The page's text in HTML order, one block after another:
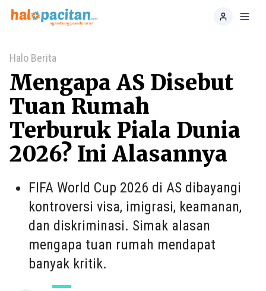
Home
Halo Berita
Mengapa AS Disebut
Tuan Rumah
Terburuk Piala Dunia
2026? Ini Alasannya
FIFA World Cup 2026 di AS dibayangi
kontroversi visa, imigrasi, keamanan,
dan diskriminasi. Simak alasan
mengapa tuan rumah mendapat
banyak kritik.